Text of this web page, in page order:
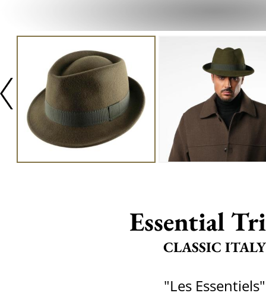
Essential
CLASSIC ITALY
"Les Essentiels"